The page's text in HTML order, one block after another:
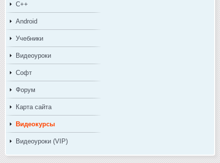
C++
Android
Учебники
Видеоуроки
Софт
Форум
Карта сайта
Видеокурсы
Видеоуроки (VIP)